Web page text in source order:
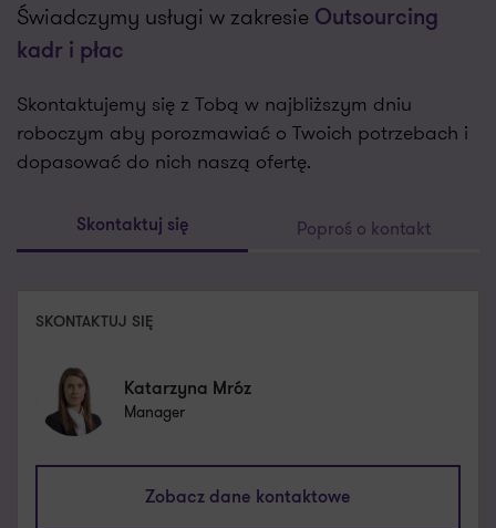
Świadczymy usługi w zakresie Outsourcing
kadr i płac
Skontaktujemy się z Tobą w najbliższym dniu
roboczym aby porozmawiać o Twoich potrzebach i
dopasować do nich naszą ofertę.
Skontaktuj się Poproś o kontakt
SKONTAKTUJ SIĘ
Katarzyna Mróz
Manager
Zobacz dane kontaktowe